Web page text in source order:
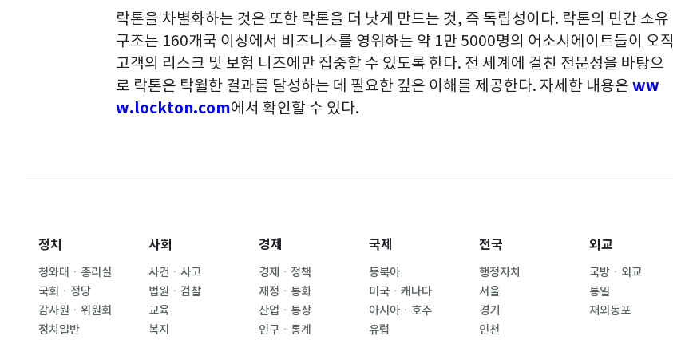
락톤을 차별화하는 것은 또한 락톤을 더 낫게 만드는 것, 즉 독립성이다. 락톤의 민간 소유
구조는 160개국 이상에서 비즈니스를 영위하는 약 1만 5000명의 어소시에이트들이 오직
고객의 리스크 및 보험 니즈에만 집중할 수 있도록 한다. 전 세계에 걸친 전문성을 바탕으
로 락톤은 탁월한 결과를 달성하는 데 필요한 깊은 이해를 제공한다. 자세한 내용은 ww
w.lockton.com에서 확인할 수 있다.
정치
청와대ㆍ총리실
국회ㆍ정당
감사원ㆍ위원회
정치일반
사회
사건ㆍ사고
법원ㆍ검찰
교육
복지
경제
경제ㆍ정책
재정ㆍ통화
산업ㆍ통상
인구ㆍ통계
국제
동북아
미국ㆍ캐나다
아시아ㆍ호주
유럽
전국
행정자치
서울
경기
인천
외교
국방ㆍ외교
통일
재외동포